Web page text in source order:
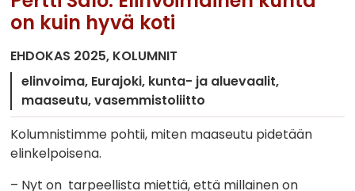
on kuin hyvä koti
EHDOKAS 2025 KOLUMNIT
elinvoima Eurajoki kunta- ja aluevaalit
maaseutu vasemmistoliitto
Kolumnistimme pohtii, miten maaseutu pidetään
elinkelpoisena.
– Nyt on tarpeellista miettiä, että millainen on